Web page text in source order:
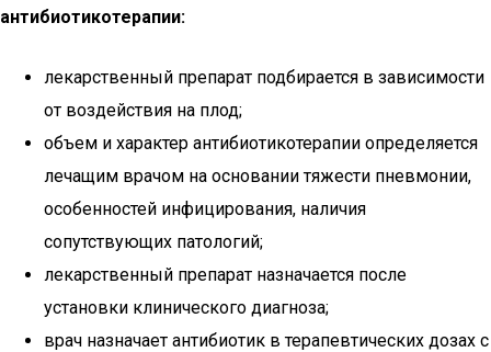
антибиотикотерапии:
лекарственный препарат подбирается в зависимости
от воздействия на плод;
объем и характер антибиотикотерапии определяется
лечащим врачом на основании тяжести пневмонии,
особенностей инфицирования, наличия
сопутствующих патологий;
лекарственный препарат назначается после
установки клинического диагноза;
врач назначает антибиотик в терапевтических дозах с